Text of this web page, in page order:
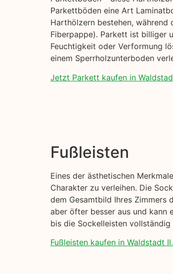
Parkettböden eine Art
Harthölzern bestehen, während
Fiberpappe). Parkett ist billiger
Feuchtigkeit oder Verformung
einem Sperrholzunterboden
Jetzt Parkett kaufen in
Fußleisten
Eines der ästhetischen
Charakter zu verleihen. Die
dem Gesamtbild Ihres Zimmers
aber öfter besser aus und kann
bis die Sockelleisten vollständig
Fußleisten kaufen in Waldstadt